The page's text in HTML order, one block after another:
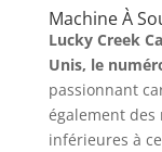
Machine À
Lucky Creek
Unis, le
passionnant
également
inférieures à